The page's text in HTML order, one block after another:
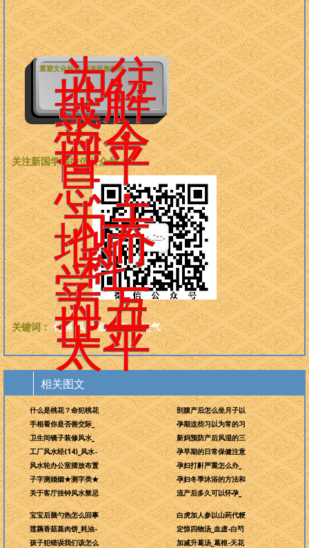
重塑文化标准 再造民族精神
为往
世解
惑，
为今
世平
息，
为天
地而
科
学，
为万
世开
太平
关注新国学网微信公众号：
关键词： 化解 风水 命运 身体 运气
相关图文
什么是桃花？命犯桃花
手相看你是否善交际_
卫生间镜子装修风水_
工厂风水经(14)_风水-
风水轮办公室摆放布置
子字测婚姻★测字类★
关于客厅挂钟风水禁忌
剖腹产后怎么坐月子以
孕期这些习以为常的习
新妈预防产后风湿的三
孕早期的日常保健注意
孕妇打鼾严重怎么办_
孕妇冬季沐浴的方法和
流产后多久可以怀孕_
宝宝后脑勺热怎么回事
莲藕香菇蒸肉饼_耗油-
孩子犯错误我们该怎么
白虎加人参以山药代粳
定惊四物汤_血虚-白芍
加减升葛汤_葛根-天花